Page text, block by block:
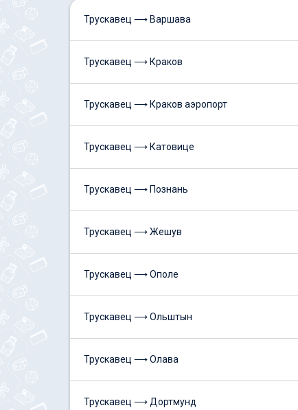
Трускавец ⟶ Варшава
Трускавец ⟶ Краков
Трускавец ⟶ Краков аэропорт
Трускавец ⟶ Катовице
Трускавец ⟶ Познань
Трускавец ⟶ Жешув
Трускавец ⟶ Ополе
Трускавец ⟶ Ольштын
Трускавец ⟶ Олава
Трускавец ⟶ Дортмунд